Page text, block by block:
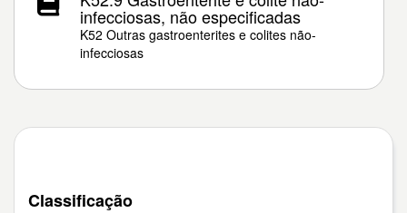
infecciosas, não especificadas
K52 Outras gastroenterites e colites não-
infecciosas
Classificação